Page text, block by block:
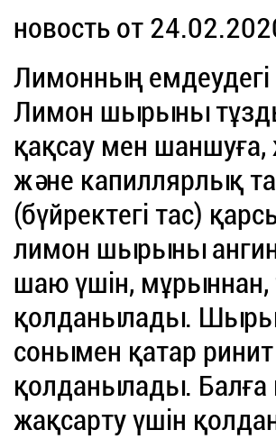
новость от
Лимонның
Лимон шырыны
қақсау мен шаншуға,
және капиллярлық
(бүйректегі тас)
лимон шырыны
шаю үшін, мұрыннан,
қолданылады. Шырын
сонымен қатар
қолданылады.
жақсарту үшін